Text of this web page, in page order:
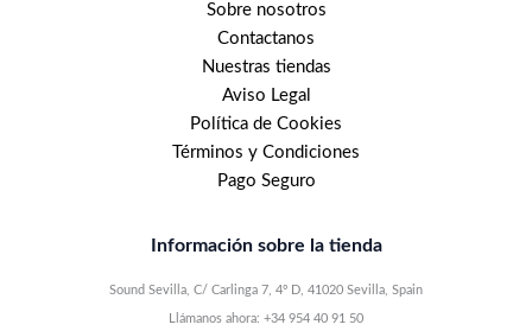
Sobre nosotros
Contactanos
Nuestras tiendas
Aviso Legal
Política de Cookies
Términos y Condiciones
Pago Seguro
Información sobre la tienda
Sound Sevilla, C/ Carlinga 7, 4º D, 41020 Sevilla, Spain
Llámanos ahora: +34 954 40 91 50